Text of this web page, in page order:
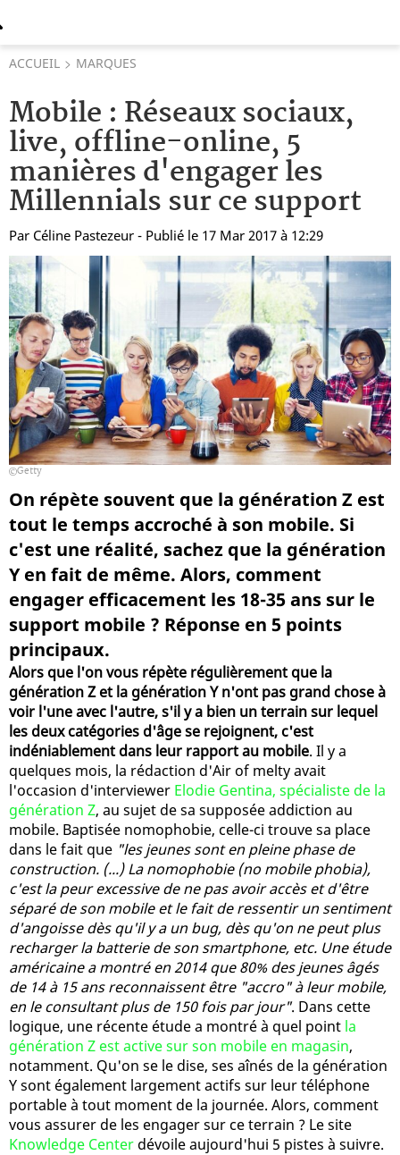
ACCUEIL MARQUES
Mobile : Réseaux sociaux,
live, offline-online, 5
manières d'engager les
Millennials sur ce support
Par Céline Pastezeur - Publié le 17 Mar 2017 à 12:29
Getty
On répète souvent que la génération Z est
tout le temps accroché à son mobile. Si
c'est une réalité, sachez que la génération
Y en fait de même. Alors, comment
engager efficacement les 18-35 ans sur le
support mobile ? Réponse en 5 points
principaux.
Alors que l'on vous répète régulièrement que la
génération Z et la génération Y n'ont pas grand chose à
voir l'une avec l'autre, s'il y a bien un terrain sur lequel
les deux catégories d'âge se rejoignent, c'est
indéniablement dans leur rapport au mobile. Il y a
quelques mois, la rédaction d'Air of melty avait
l'occasion d'interviewer Elodie Gentina, spécialiste de la
génération Z, au sujet de sa supposée addiction au
mobile. Baptisée nomophobie, celle-ci trouve sa place
dans le fait que "les jeunes sont en pleine phase de
construction. (...) La nomophobie (no mobile phobia),
c'est la peur excessive de ne pas avoir accès et d'être
séparé de son mobile et le fait de ressentir un sentiment
d'angoisse dès qu'il y a un bug, dès qu'on ne peut plus
recharger la batterie de son smartphone, etc. Une étude
américaine a montré en 2014 que 80% des jeunes âgés
de 14 à 15 ans reconnaissent être "accro" à leur mobile,
en le consultant plus de 150 fois par jour". Dans cette
logique, une récente étude a montré à quel point la
génération Z est active sur son mobile en magasin,
notamment. Qu'on se le dise, ses aînés de la génération
Y sont également largement actifs sur leur téléphone
portable à tout moment de la journée. Alors, comment
vous assurer de les engager sur ce terrain ? Le site
Knowledge Center dévoile aujourd'hui 5 pistes à suivre.